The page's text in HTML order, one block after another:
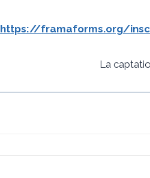
https://framaforms.org/
La